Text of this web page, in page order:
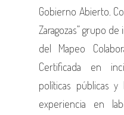
Gobierno Abierto.
Zaragozas” grupo
del Mapeo
Certificada en
políticas públicas y
experiencia en